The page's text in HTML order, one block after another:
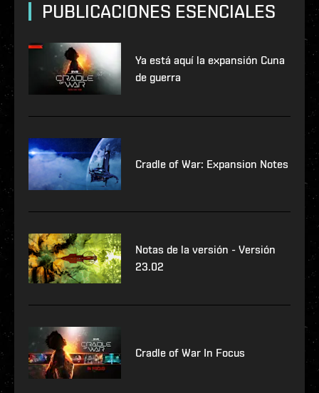
PUBLICACIONES ESENCIALES
Ya está aquí la expansión Cuna
de guerra
Cradle of War: Expansion Notes
Notas de la versión - Versión
23.02
Cradle of War In Focus